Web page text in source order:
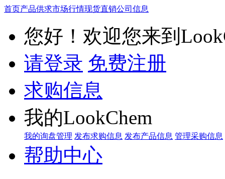
首页产品供求市场行情现货直销公司信息
您好！欢迎您来到
请登录 免费注册
求购信息
我的LookChem
我的询盘管理 发布求购信息 发布产品信息 管理采购信息
帮助中心